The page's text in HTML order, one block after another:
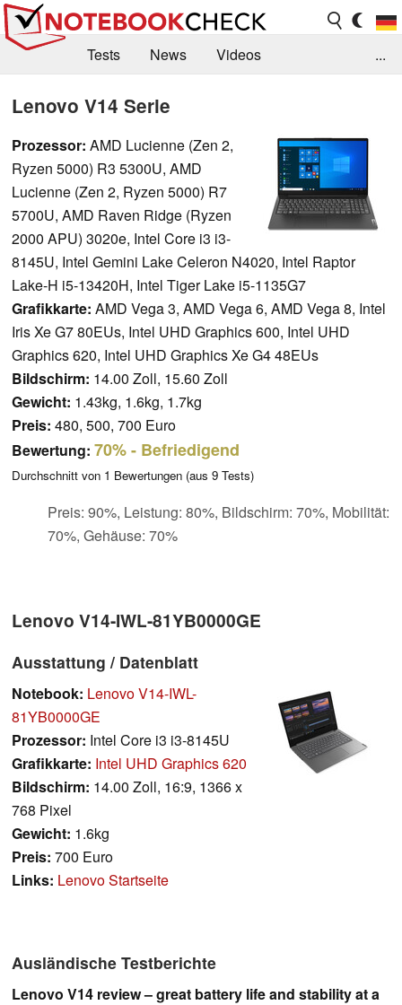
Tests News
Videos
Jobs
Forum
...
Lenovo V14 Serie
Prozessor: AMD Lucienne (Zen 2,
Ryzen 5000) R3 5300U, AMD
Lucienne (Zen 2, Ryzen 5000) R7
5700U, AMD Raven Ridge (Ryzen
2000 APU) 3020e, Intel Core i3 i3-
8145U, Intel Gemini Lake Celeron N4020, Intel Raptor
Lake-H i5-13420H, Intel Tiger Lake i5-1135G7
Grafikkarte: AMD Vega 3, AMD Vega 6, AMD Vega 8, Intel
Iris Xe G7 80EUs, Intel UHD Graphics 600, Intel UHD
Graphics 620, Intel UHD Graphics Xe G4 48EUs
Bildschirm: 14.00 Zoll, 15.60 Zoll
Gewicht: 1.43kg, 1.6kg, 1.7kg
Preis: 480, 500, 700 Euro
Bewertung: 70%- Befriedigend
Durchschnitt von 1 Bewertungen (aus 9 Tests)
Preis: 90%, Leistung: 80%, Bildschirm: 70%, Mobilität:
70%, Gehäuse: 70%
Lenovo V14-IWL-81YB0000GE
Ausstattung / Datenblatt
Notebook: Lenovo V14-IWL-
81YB0000GE
Prozessor: Intel Core i3 i3-8145U
Grafikkarte: Intel UHD Graphics 620
Bildschirm: 14.00 Zoll, 16:9, 1366 x
768 Pixel
Gewicht: 1.6kg
Preis: 700 Euro
Links: Lenovo Startseite
Ausländische Testberichte
Lenovo V14 review – great battery life and stability at a